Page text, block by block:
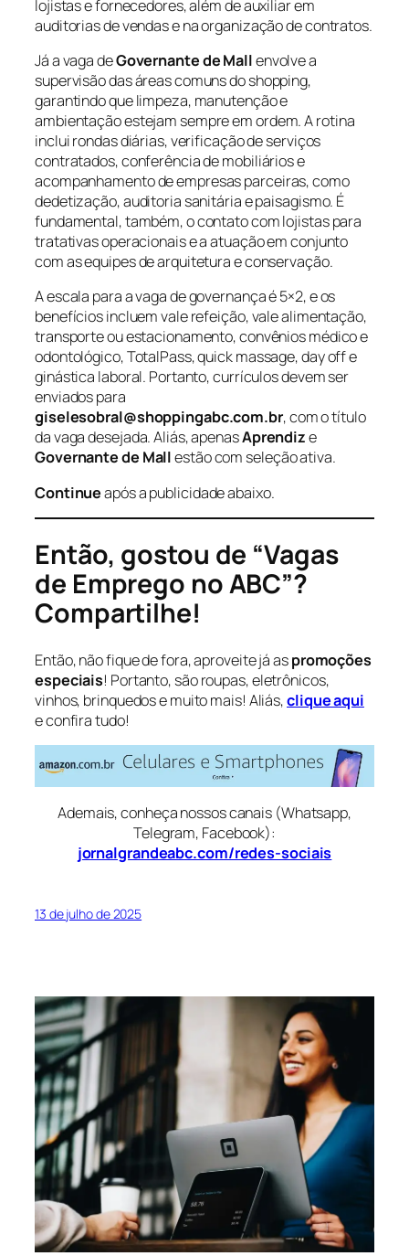
lojistas e fornecedores, além de auxiliar em
auditorias de vendas e na organização de contratos.
Já a vaga deGovernante de Mallenvolve a
supervisão das áreas comuns do shopping,
garantindo que limpeza, manutenção e
ambientação estejam sempre em ordem. A rotina
inclui rondas diárias, verificação de serviços
contratados, conferência de mobiliários e
acompanhamento de empresas parceiras, como
dedetização, auditoria sanitária e paisagismo. É
fundamental, também, o contato com lojistas para
tratativas operacionais e a atuação em conjunto
com as equipes de arquitetura e conservação.
A escala para a vaga de governança é 5×2, e os
benefícios incluem vale refeição, vale alimentação,
transporte ou estacionamento, convênios médico e
odontológico, TotalPass, quick massage, day off e
ginástica laboral. Portanto, currículos devem ser
enviados para
giselesobral@shoppingabc.com.br, com o título
da vaga desejada. Aliás, apenasAprendize
Governante de Mallestão com seleção ativa.
Continueapós a publicidade abaixo.
Então, gostou de “Vagas
de Emprego no ABC”?
Compartilhe!
Então, não fique de fora, aproveite já aspromoções
especiais! Portanto, são roupas, eletrônicos,
vinhos, brinquedos e muito mais! Aliás,clique aqui
e confira tudo!
Ademais, conheça nossos canais (Whatsapp,
Telegram, Facebook):
jornalgrandeabc.com/redes-sociais
13 de julho de 2025